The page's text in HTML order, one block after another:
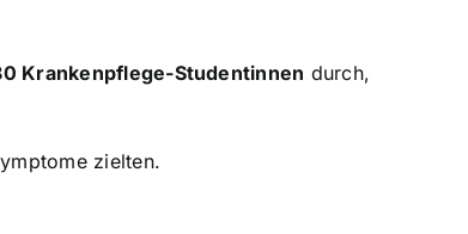
Krankenpflege-Studentinnen durch,
zielten.